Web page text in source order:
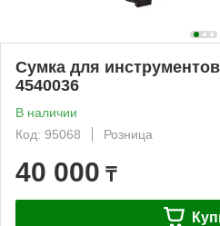
Сумка для
4540036
В наличии
Код: 95068
Розница
40 000 ₸